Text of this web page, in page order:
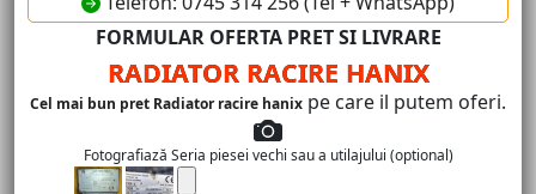
FORMULAR OFERTA PRET SI LIVRARE
RADIATOR RACIRE HANIX
Cel mai bun pret Radiator racire hanix pe care il putem oferi.
Fotografiază Seria piesei vechi sau a utilajului (optional)